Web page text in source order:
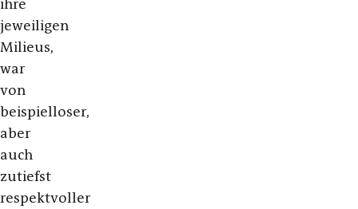
ihre
jeweiligen
Milieus,
war
von
beispielloser,
aber
auch
zutiefst
respektvoller